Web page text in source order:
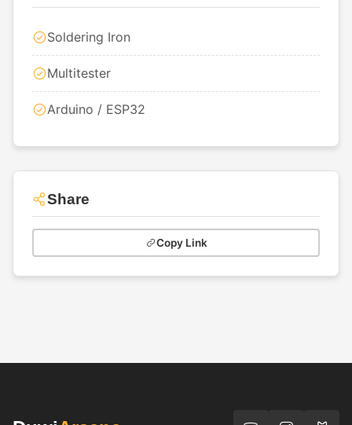
Soldering Iron
Multitester
Arduino / ESP32
Share
Copy Link